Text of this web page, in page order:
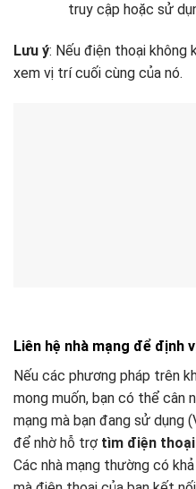
truy cập hoặc sử
Lưu ý: Nếu điện thoại không
xem vị trí cuối cùng của nó.
Liên hệ nhà mạng để định
Nếu các phương pháp trên
mong muốn, bạn có thể cân
mạng mà bạn đang sử dụng
để nhờ hỗ trợ tìm điện
Các nhà mạng thường có